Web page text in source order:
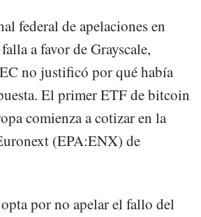
federal de apelaciones en
a favor de Grayscale,
no justificó por qué había
El primer ETF de bitcoin
comienza a cotizar en la
(EPA:ENX) de
por no apelar el fallo del